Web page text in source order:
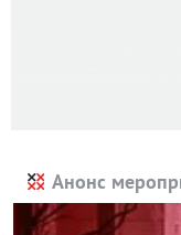
Анонс